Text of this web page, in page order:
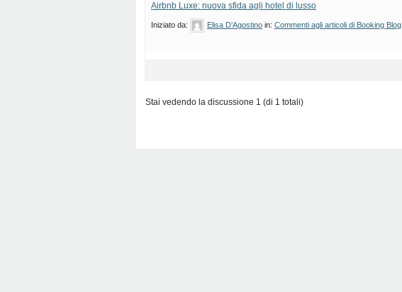
Airbnb Luxe: nuova sfida agli hotel di lusso
Iniziato da: Elisa D’Agostino in: Commenti agli articoli di Booking Blog
Stai vedendo la discussione 1 (di 1 totali)